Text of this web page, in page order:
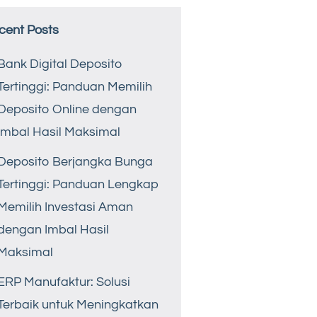
Posts
Digital Deposito
Panduan Memilih
Online dengan
Hasil Maksimal
Berjangka Bunga
Panduan Lengkap
Investasi Aman
Imbal Hasil
Manufaktur: Solusi
untuk Meningkatkan